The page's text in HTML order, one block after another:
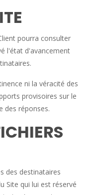
pourra consulter
l'état d'avancement
ni la véracité des
provisoires sur le
des réponses.
des destinataires
Site qui lui est réservé